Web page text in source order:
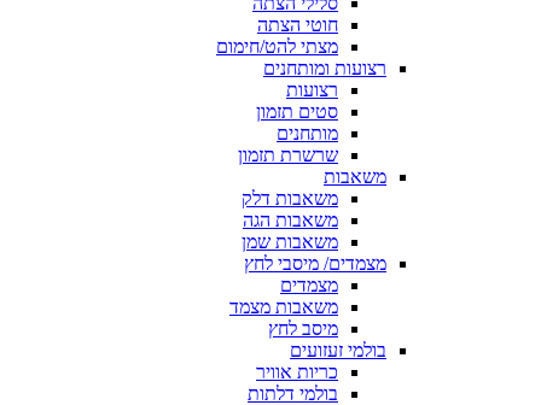
חוטי הצתה
מצתי להט/חימום
רצועות ומותחנים
רצועות
סטים תזמון
מותחנים
שרשרת תזמון
משאבות
משאבות דלק
משאבות הגה
משאבות שמן
מצמדים/ מיסבי לחץ
מצמדים
משאבות מצמד
מיסב לחץ
בולמי זעזועים
כריות אוויר
בולמי דלתות